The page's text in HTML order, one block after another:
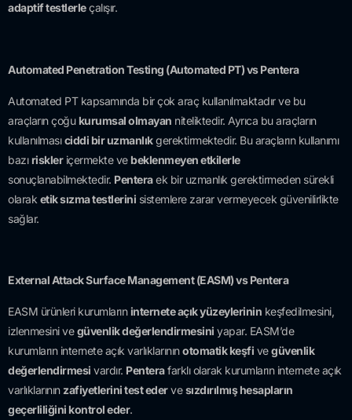
adaptif testlerleçalışır.
Automated Penetration Testing (Automated PT) vs Pentera
Automated PT kapsamında bir çok araç kullanılmaktadır ve bu
araçların çoğu kurumsal olmayan niteliktedir. Ayrıca bu araçların
kullanılmasıciddi bir uzmanlıkgerektirmektedir. Bu araçların kullanımı
bazı riskleriçermekte ve beklenmeyen etkilerle
sonuçlanabilmektedir. Penteraek bir uzmanlık gerektirmeden sürekli
olarak etik sızma testlerini sistemlere zarar vermeyecek güvenilirlikte
sağlar.
External Attack Surface Management (EASM) vs Pentera
EASM ürünleri kurumlarıninternete açık yüzeylerinin keşfedilmesini,
izlenmesini vegüvenlik değerlendirmesini yapar. EASM’de
kurumların internete açık varlıklarınınotomatik keşfi vegüvenlik
değerlendirmesi vardır. Penterafarklı olarak kurumların internete açık
varlıklarının zafiyetlerini test edervesızdırılmış hesapların
geçerliliğini kontrol eder.